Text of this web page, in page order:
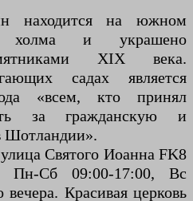
находится на южном
холма и украшено
XIX века.
садах является
«всем, кто принял
за гражданскую и
Шотландии».
Святого Иоанна FK8
Пн-Сб 09:00-17:00, Вс
Красивая церковь